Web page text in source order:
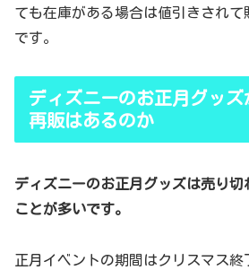
ても在庫がある場合は値引きされ
です。
ディズニーのお正月グッ
再販はあるのか
ディズニーのお正月グッズは売り
ことが多いです。
正月イベントの期間はクリスマス終